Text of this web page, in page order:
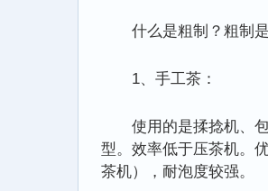
什么是粗制？粗制
1、手工茶：
使用的是揉捻机、
型。效率低于压茶机。
茶机），耐泡度较强。